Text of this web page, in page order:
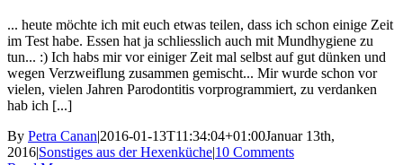
... heute möchte ich mit euch etwas teilen, dass ich schon einige Zeit
im Test habe. Essen hat ja schliesslich auch mit Mundhygiene zu
tun... :) Ich habs mir vor einiger Zeit mal selbst auf gut dünken und
wegen Verzweiflung zusammen gemischt... Mir wurde schon vor
vielen, vielen Jahren Parodontitis vorprogrammiert, zu verdanken
hab ich [...]
By Petra Canan|2016-01-13T11:34:04+01:00Januar 13th,
2016|Sonstiges aus der Hexenküche|10 Comments